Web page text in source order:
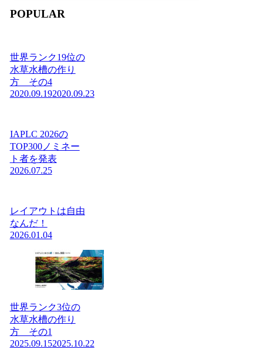
POPULAR
世界ランク19位の
水草水槽の作り
方 その4
2020.09.192020.09.23
IAPLC 2026の
TOP300ノミネー
ト者を発表
2026.07.25
レイアウトは自由
なんだ！
2026.01.04
世界ランク3位の
水草水槽の作り
方 その1
2025.09.152025.10.22